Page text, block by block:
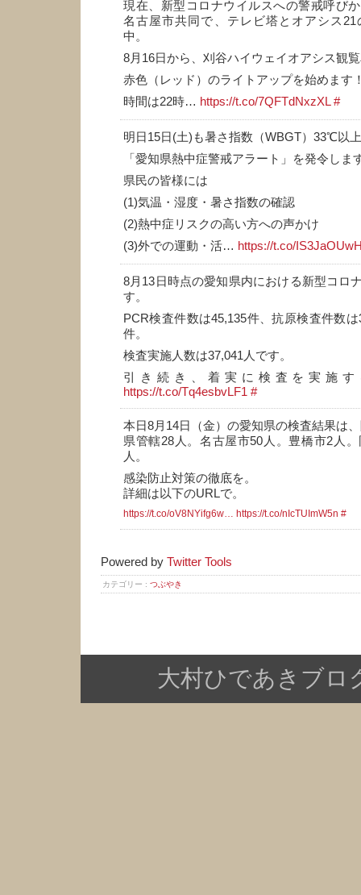
現在、新型コロナウイルスへの警戒呼び
名古屋市共同で、テレビ塔とオアシス
中。
8月16日から、刈谷ハイウェイオアシス観
赤色（レッド）のライトアップを始めます
時間は22時… https://t.co/7QFTdNxzXL #
明日15日(土)も暑さ指数（WBGT）33℃以
「愛知県熱中症警戒アラート」を発令しま
県民の皆様には
(1)気温・湿度・暑さ指数の確認
(2)熱中症リスクの高い方への声かけ
(3)外での運動・活… https://t.co/
8月13日時点の愛知県内における新型コロ
す。
PCR検査件数は45,135件、抗原検査件数
件。
検査実施人数は37,041人です。
引き続き、着実に検査を実施
https://t.co/Tq4esbvLF1 #
本日8月14日（金）の愛知県の検査結果は
県管轄28人。名古屋市50人。豊橋市2人
人。
感染防止対策の徹底を。
詳細は以下のURLで。
https://t.co/oV8NYifg6w… https://t.co/nIcTUImW5n #
Powered by Twitter Tools
カテゴリー : つぶやき
大村ひであきブロ